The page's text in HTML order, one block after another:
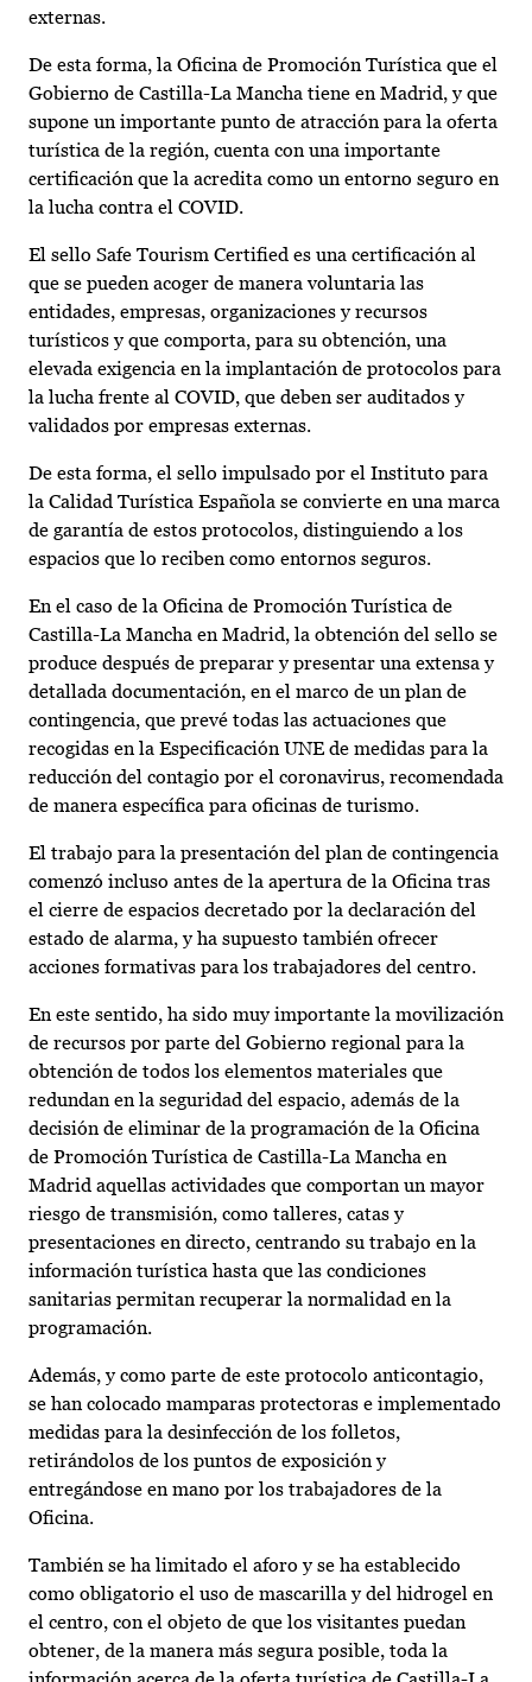
externas.
De esta forma, la Oficina de Promoción Turística que el
Gobierno de Castilla-La Mancha tiene en Madrid, y que
supone un importante punto de atracción para la oferta
turística de la región, cuenta con una importante
certificación que la acredita como un entorno seguro en
la lucha contra el COVID.
El sello Safe Tourism Certified es una certificación al
que se pueden acoger de manera voluntaria las
entidades, empresas, organizaciones y recursos
turísticos y que comporta, para su obtención, una
elevada exigencia en la implantación de protocolos para
la lucha frente al COVID, que deben ser auditados y
validados por empresas externas.
De esta forma, el sello impulsado por el Instituto para
la Calidad Turística Española se convierte en una marca
de garantía de estos protocolos, distinguiendo a los
espacios que lo reciben como entornos seguros.
En el caso de la Oficina de Promoción Turística de
Castilla-La Mancha en Madrid, la obtención del sello se
produce después de preparar y presentar una extensa y
detallada documentación, en el marco de un plan de
contingencia, que prevé todas las actuaciones que
recogidas en la Especificación UNE de medidas para la
reducción del contagio por el coronavirus, recomendada
de manera específica para oficinas de turismo.
El trabajo para la presentación del plan de contingencia
comenzó incluso antes de la apertura de la Oficina tras
el cierre de espacios decretado por la declaración del
estado de alarma, y ha supuesto también ofrecer
acciones formativas para los trabajadores del centro.
En este sentido, ha sido muy importante la movilización
de recursos por parte del Gobierno regional para la
obtención de todos los elementos materiales que
redundan en la seguridad del espacio, además de la
decisión de eliminar de la programación de la Oficina
de Promoción Turística de Castilla-La Mancha en
Madrid aquellas actividades que comportan un mayor
riesgo de transmisión, como talleres, catas y
presentaciones en directo, centrando su trabajo en la
información turística hasta que las condiciones
sanitarias permitan recuperar la normalidad en la
programación.
Además, y como parte de este protocolo anticontagio,
se han colocado mamparas protectoras e implementado
medidas para la desinfección de los folletos,
retirándolos de los puntos de exposición y
entregándose en mano por los trabajadores de la
Oficina.
También se ha limitado el aforo y se ha establecido
como obligatorio el uso de mascarilla y del hidrogel en
el centro, con el objeto de que los visitantes puedan
obtener, de la manera más segura posible, toda la